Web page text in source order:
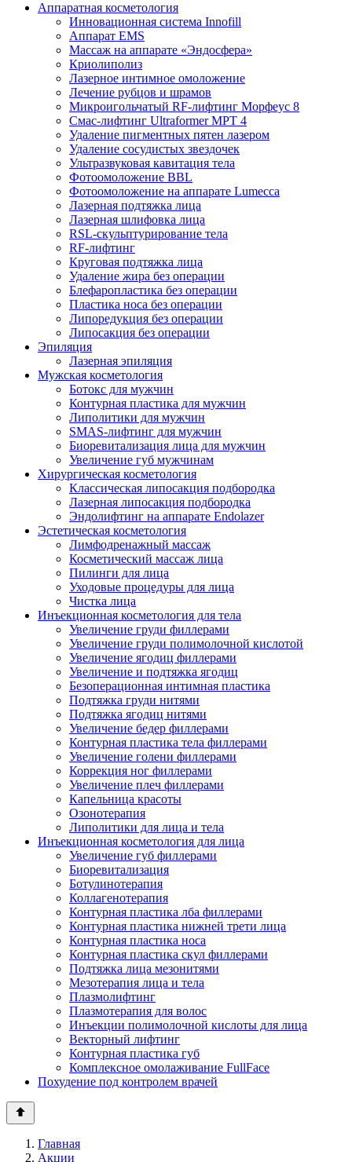
Аппаратная косметология
Инновационная система Innofill
Аппарат EMS
Массаж на аппарате «Эндосфера»
Криолиполиз
Лазерное интимное омоложение
Лечение рубцов и шрамов
Микроигольчатый RF-лифтинг Морфеус 8
Смас-лифтинг Ultraformer MPT 4
Удаление пигментных пятен лазером
Удаление сосудистых звездочек
Ультразвуковая кавитация тела
Фотоомоложение BBL
Фотоомоложение на аппарате Lumecca
Лазерная подтяжка лица
Лазерная шлифовка лица
RSL-скульптурирование тела
RF-лифтинг
Круговая подтяжка лица
Удаление жира без операции
Блефаропластика без операции
Пластика носа без операции
Липоредукция без операции
Липосакция без операции
Эпиляция
Лазерная эпиляция
Мужская косметология
Ботокс для мужчин
Контурная пластика для мужчин
Липолитики для мужчин
SMAS-лифтинг для мужчин
Биоревитализация лица для мужчин
Увеличение губ мужчинам
Хирургическая косметология
Классическая липосакция подбородка
Лазерная липосакция подбородка
Эндолифтинг на аппарате Endolazer
Эстетическая косметология
Лимфодренажный массаж
Косметический массаж лица
Пилинги для лица
Уходовые процедуры для лица
Чистка лица
Инъекционная косметология для тела
Увеличение груди филлерами
Увеличение груди полимолочной кислотой
Увеличение ягодиц филлерами
Увеличение и подтяжка ягодиц
Безоперационная интимная пластика
Подтяжка груди нитями
Подтяжка ягодиц нитями
Увеличение бедер филлерами
Контурная пластика тела филлерами
Увеличение голени филлерами
Коррекция ног филлерами
Увеличение плеч филлерами
Капельница красоты
Озонотерапия
Липолитики для лица и тела
Инъекционная косметология для лица
Увеличение губ филлерами
Биоревитализация
Ботулинотерапия
Коллагенотерапия
Контурная пластика лба филлерами
Контурная пластика нижней трети лица
Контурная пластика носа
Контурная пластика скул филлерами
Подтяжка лица мезонитями
Мезотерапия лица и тела
Плазмолифтинг
Плазмотерапия для волос
Инъекции полимолочной кислоты для лица
Векторный лифтинг
Контурная пластика губ
Комплексное омолаживание FullFace
Похудение под контролем врачей
Главная
Акции